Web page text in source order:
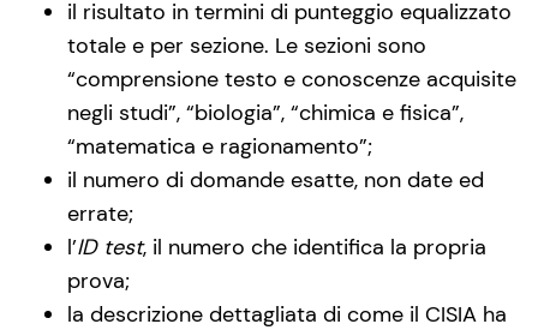
il risultato in termini di punteggio equalizzato
totale e per sezione. Le sezioni sono
“comprensione testo e conoscenze acquisite
negli studi”, “biologia”, “chimica e fisica”,
“matematica e ragionamento”;
il numero di domande esatte, non date ed
errate;
l’ID test, il numero che identifica la propria
prova;
la descrizione dettagliata di come il CISIA ha